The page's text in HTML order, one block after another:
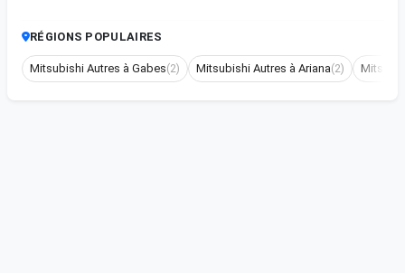
RÉGIONS POPULAIRES
Mitsubishi Autres à Gabes(2) Mitsubishi Autres à Ariana(2)